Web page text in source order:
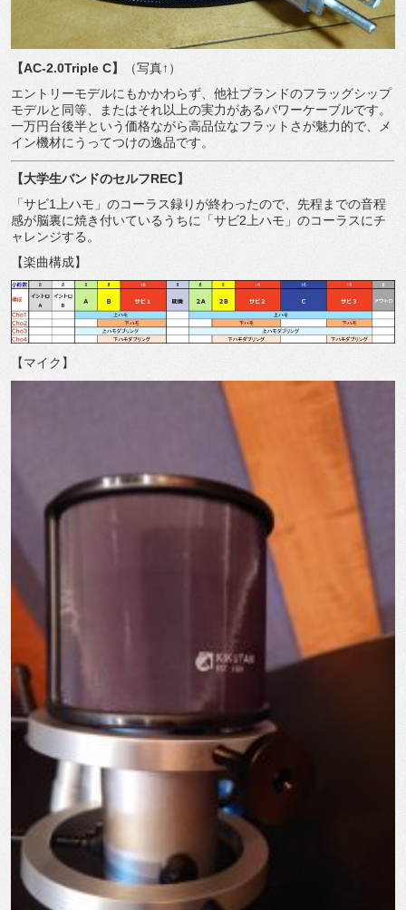
【AC-2.0Triple C】
（写真↑）
エントリーモデルにもかかわらず、他社ブランドのフラッグシップ
モデルと同等、またはそれ以上の実力があるパワーケーブルです。
一万円台後半という価格ながら高品位なフラットさが魅力的で、メ
イン機材にうってつけの逸品です。
【大学生バンドのセルフREC】
「サビ1
上ハモ」のコーラス録りが終わったので、先程までの音程
感が脳裏に焼き付いているうちに「サビ2 上ハモ」のコーラスにチ
ャレンジする。
【楽曲構成】
【マイク】